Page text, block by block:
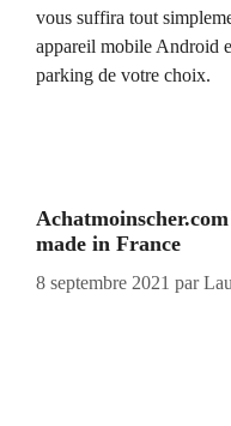
vous suffira tout
appareil mobile Android
parking de votre choix.
made in France
8 septembre 2021 par